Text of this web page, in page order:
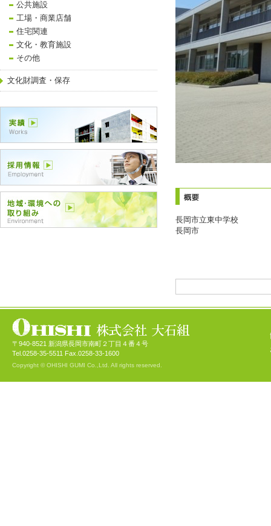
長岡市立東中学校
長岡市
公共施設
工場・商業店舗
住宅関連
文化・教育施設
その他
文化財調査・保存
〒940-8521 新潟県長岡市南町２丁目４番４号
Tel.0258-35-5511 Fax.0258-33-1600
Copyright © OHISHI GUMI Co.,Ltd. All rights reserved.